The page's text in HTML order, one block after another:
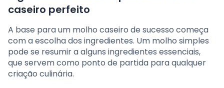
caseiro perfeito
A base para um molho caseiro de sucesso começa
com a escolha dos ingredientes. Um molho simples
pode se resumir a alguns ingredientes essenciais,
que servem como ponto de partida para qualquer
criação culinária.